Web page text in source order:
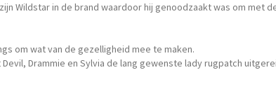
Wildstar in de brand waardoor hij genoodzaakt was om
om wat van de gezelligheid mee te maken.
Drammie en Sylvia de lang gewenste lady rugpatch